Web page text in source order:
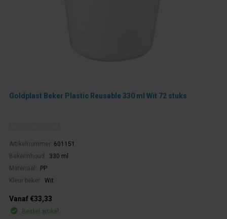
Goldplast Beker Plastic Reusable 330 ml Wit 72 stuks
Artikelnummer: 601151
Bekerinhoud:
330 ml
Materiaal:
PP
Kleur beker:
Wit
Vanaf €33,33
Bestel artikel.